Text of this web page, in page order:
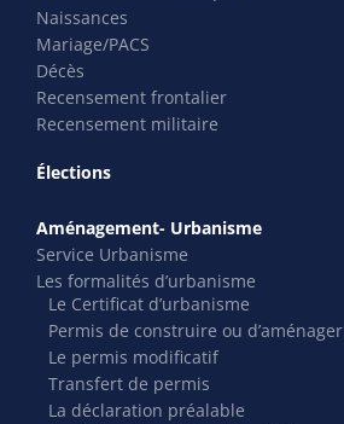
Naissances
Mariage/PACS
Décès
Recensement frontalier
Recensement militaire
Élections
Aménagement- Urbanisme
Service Urbanisme
Les formalités d’urbanisme
Le Certificat d’urbanisme
Permis de construire ou d’aménager
Le permis modificatif
Transfert de permis
La déclaration préalable